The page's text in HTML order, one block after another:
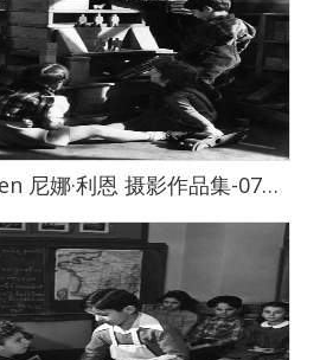
尼娜·利恩 Nina Leen 尼娜·利恩 摄影作品集-0726